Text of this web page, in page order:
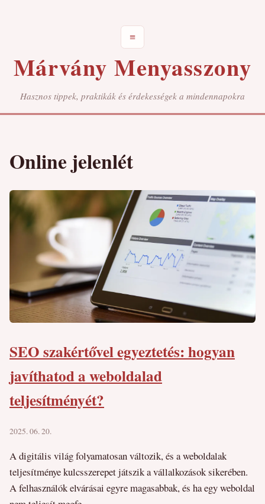
≡
Márvány Menyasszony
Hasznos tippek, praktikák és érdekességek a mindennapokra
Online jelenlét
SEO szakértővel egyeztetés: hogyan
javíthatod a weboldalad
teljesítményét?
2025. 06. 20.
A digitális világ folyamatosan változik, és a weboldalak
teljesítménye kulcsszerepet játszik a vállalkozások sikerében.
A felhasználók elvárásai egyre magasabbak, és ha egy weboldal